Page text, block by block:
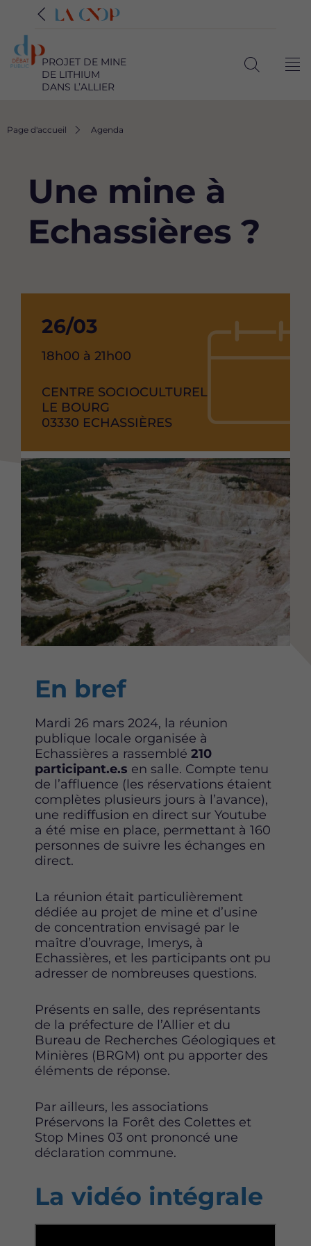
PROJET DE MINE
DE LITHIUM
DANS L’ALLIER
Fil
Page d'accueil Agenda
Une mine à
Echassières ?
Date
de
de
l'événement
26/03
Heure
l'événement
18h00 à 21h00
RAISON
SOCIAL
CENTRE SOCIOCULTUREL
ADRESSE
LE BOURG
CODE
03330 VILLE
ECHASSIÈRES
Image
Content
En bref
Mardi 26 mars 2024, la réunion
publique locale organisée à
Echassières a rassemblé 210
participant.e.s en salle. Compte tenu
de l’affluence (les réservations étaient
complètes plusieurs jours à l’avance),
une rediffusion en direct sur Youtube
a été mise en place, permettant à 160
personnes de suivre les échanges en
direct.
La réunion était particulièrement
dédiée au projet de mine et d’usine
de concentration envisagé par le
maître d’ouvrage, Imerys, à
Echassières, et les participants ont pu
adresser de nombreuses questions.
Présents en salle, des représentants
de la préfecture de l’Allier et du
Bureau de Recherches Géologiques et
Minières (BRGM) ont pu apporter des
éléments de réponse.
Par ailleurs, les associations
Préservons la Forêt des Colettes et
Stop Mines 03 ont prononcé une
déclaration commune.
La vidéo intégrale